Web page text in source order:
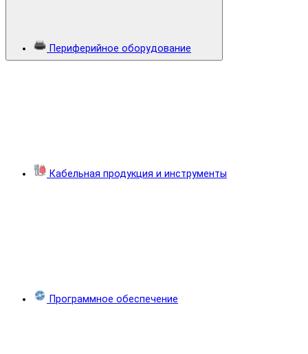
Периферийное оборудование
Кабельная продукция и инструменты
Программное обеспечение